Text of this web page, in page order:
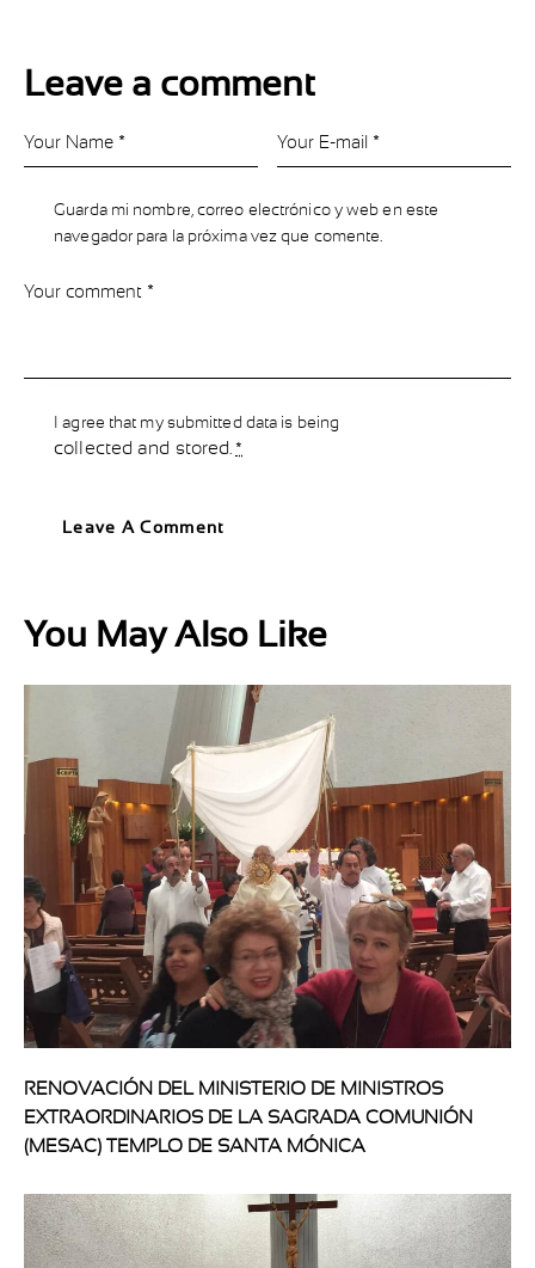
Leave a comment
Guarda mi nombre, correo electrónico y web en este
navegador para la próxima vez que comente.
I agree that my submitted data is being
collected and stored .*
You May Also Like
RENOVACIÓN DEL MINISTERIO DE MINISTROS
EXTRAORDINARIOS DE LA SAGRADA COMUNIÓN
(MESAC) TEMPLO DE SANTA MÓNICA